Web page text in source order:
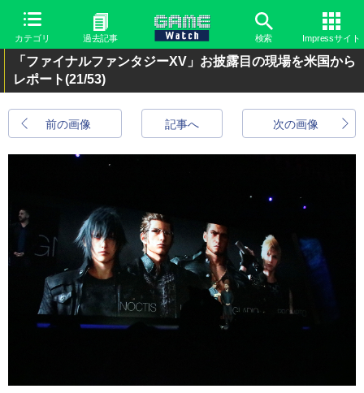
カテゴリ 過去記事 検索 Impressサイト
「ファイナルファンタジーXV」お披露目の現場を米国から
レポート(21/53)
前の画像 次の画像
記事へ